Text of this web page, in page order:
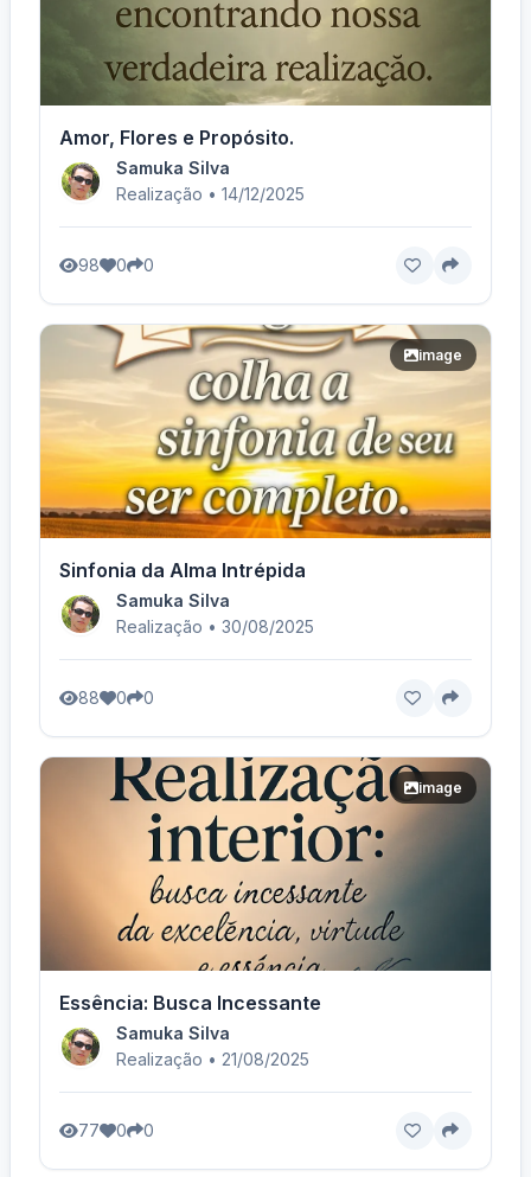
Amor, Flores e Propósito.
Samuka Silva
Realização • 14/12/2025
98 0 0
image
Sinfonia da Alma Intrépida
Samuka Silva
Realização • 30/08/2025
88 0 0
image
Essência: Busca Incessante
Samuka Silva
Realização • 21/08/2025
77 0 0